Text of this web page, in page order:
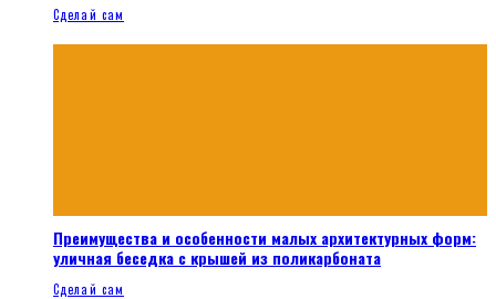
Сделай сам
Преимущества и особенности малых архитектурных форм:
уличная беседка с крышей из поликарбоната
Сделай сам